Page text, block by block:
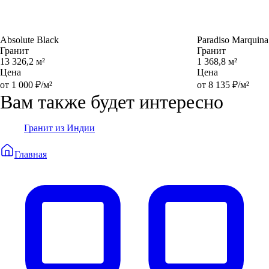
Absolute Black
Гранит
13 326,2 м²
Цена
от 1 000 ₽/м²
Paradiso Marquina
Гранит
1 368,8 м²
Цена
от 8 135 ₽/м²
Вам также будет интересно
Гранит из Индии
Главная